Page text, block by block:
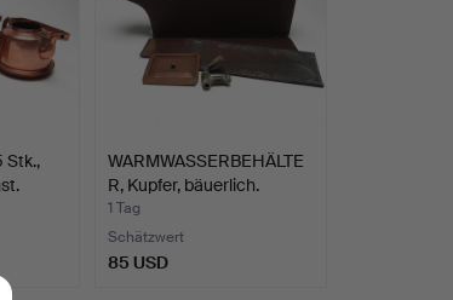
Stk.,
WARMWASSERBEHÄLTE
R, Kupfer, bäuerlich.
1 Tag
Schätzwert
85 USD